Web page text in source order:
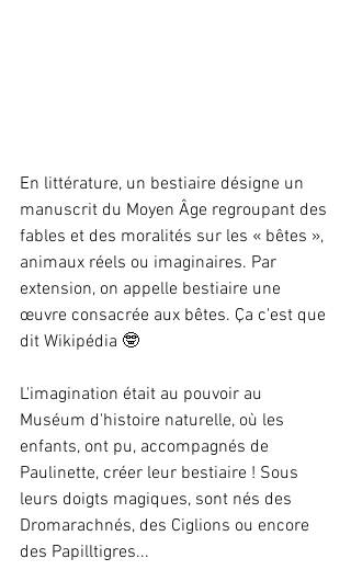
En littérature, un bestiaire désigne un
manuscrit du Moyen Âge regroupant des
fables et des moralités sur les « bêtes »,
animaux réels ou imaginaires. Par
extension, on appelle bestiaire une
œuvre consacrée aux bêtes. Ça c'est que
dit Wikipédia 🤓
L'imagination était au pouvoir au
Muséum d'histoire naturelle, où les
enfants, ont pu, accompagnés de
Paulinette, créer leur bestiaire ! Sous
leurs doigts magiques, sont nés des
Dromarachnés, des Ciglions ou encore
des Papilltigres...